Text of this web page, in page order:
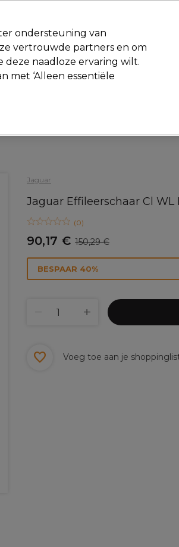
Mannen Vegan Nieuwe
Jaguar
Jaguar Effileerschaar Cl WL
(0)
90,17 € 150,29 €
BESPAAR 40%
Voeg toe aan je
ondersteuning van
vertrouwde partners en om
deze naadloze ervaring wilt.
met ‘Alleen essentiële